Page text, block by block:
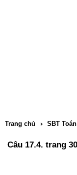
Trang chủ SBT
Câu 17.4. trang